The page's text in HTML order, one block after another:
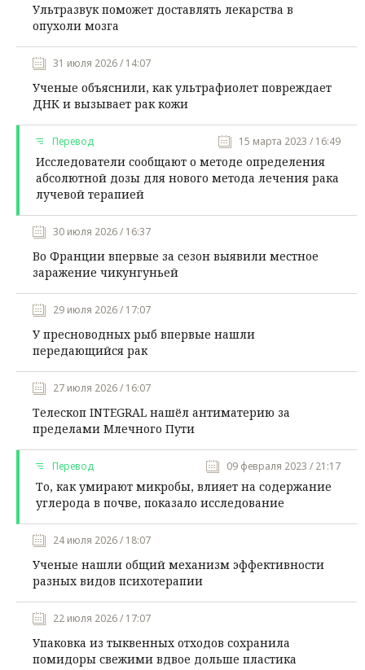
Ультразвук поможет доставлять лекарства в
опухоли мозга
31 июля 2026 / 14:07
Ученые объяснили, как ультрафиолет повреждает
ДНК и вызывает рак кожи
Перевод 15 марта 2023 / 16:49
Исследователи сообщают о методе определения
абсолютной дозы для нового метода лечения рака
лучевой терапией
30 июля 2026 / 16:37
Во Франции впервые за сезон выявили местное
заражение чикунгуньей
29 июля 2026 / 17:07
У пресноводных рыб впервые нашли
передающийся рак
27 июля 2026 / 16:07
Телескоп INTEGRAL нашёл антиматерию за
пределами Млечного Пути
Перевод 09 февраля 2023 / 21:17
То, как умирают микробы, влияет на содержание
углерода в почве, показало исследование
24 июля 2026 / 18:07
Ученые нашли общий механизм эффективности
разных видов психотерапии
22 июля 2026 / 17:07
Упаковка из тыквенных отходов сохранила
помидоры свежими вдвое дольше пластика